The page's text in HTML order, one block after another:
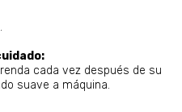
cada vez después de su
suave a máquina.